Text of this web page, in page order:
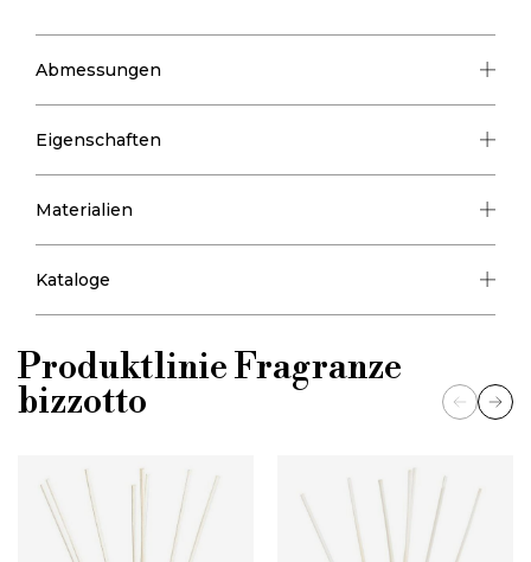
Abmessungen
Eigenschaften
Materialien
Kataloge
ProduktlinieFragranze
bizzotto